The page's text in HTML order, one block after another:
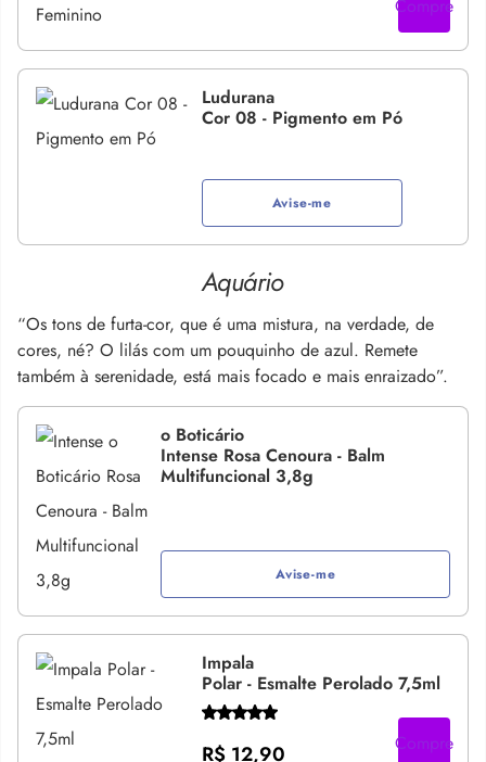
Compre
Ludurana
Cor 08 - Pigmento em Pó
Avise-me
Aquário
“Os tons de furta-cor, que é uma mistura, na verdade, de
cores, né? O lilás com um pouquinho de azul. Remete
também à serenidade, está mais focado e mais enraizado”.
o Boticário
Intense Rosa Cenoura - Balm
Multifuncional 3,8g
Avise-me
Impala
Polar - Esmalte Perolado 7,5ml
R$ 12,90 Compre